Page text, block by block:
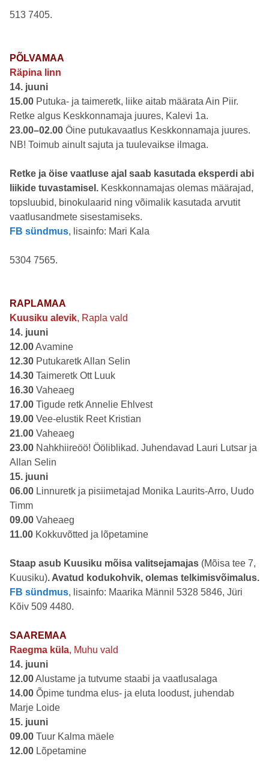
513 7405.
PÕLVAMAA
Räpina linn
14. juuni
15.00 Putuka- ja taimeretk, liike aitab määrata Ain Piir.
Retke algus Keskkonnamaja juures, Kalevi 1a.
23.00–02.00 Öine putukavaatlus Keskkonnamaja juures.
NB! Toimub ainult sajuta ja tuulevaikse ilmaga.
Retke ja öise vaatluse ajal saab kasutada eksperdi abi
liikide tuvastamisel. Keskkonnamajas olemas määrajad,
topsluubid, binokulaarid ning võimalik kasutada arvutit
vaatlusandmete sisestamiseks.
FB sündmus, lisainfo: Mari Kala
5304 7565.
RAPLAMAA
Kuusiku alevik, Rapla vald
14. juuni
12.00Avamine
12.30 Putukaretk Allan Selin
14.30 Taimeretk Ott Luuk
16.30 Vaheaeg
17.00 Tigude retk Annelie Ehlvest
19.00 Vee-elustik Reet Kristian
21.00 Vaheaeg
23.00 Nahkhiireöö! Ööliblikad. Juhendavad Lauri Lutsar ja
Allan Selin
15. juuni
06.00 Linnuretk ja pisiimetajad Monika Laurits-Arro, Uudo
Timm
09.00 Vaheaeg
11.00 Kokkuvõtted ja lõpetamine
Staap asub Kuusiku mõisa valitsejamajas (Mõisa tee 7,
Kuusiku). Avatud kodukohvik, olemas telkimisvõimalus.
FB sündmus, lisainfo: Maarika Männil 5328 5846, Jüri
Kõiv 509 4480.
SAAREMAA
Raegma küla, Muhu vald
14. juuni
12.00Alustame ja tutvume staabi ja vaatlusalaga
14.00 Õpime tundma elus- ja eluta loodust, juhendab
Marje Loide
15. juuni
09.00 Tuur Kalma mäele
12.00 Lõpetamine